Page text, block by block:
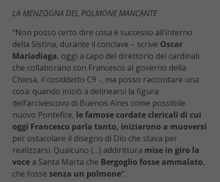
LA MENZOGNA DEL POLMONE MANCANTE
“Non posso certo dire cosa è successo all’interno
della Sistina, durante il conclave – scrive Oscar
Mariadiaga, oggi a capo del direttorio dei cardinali
che collaborano con Francesco al governo della
Chiesa, il cosiddetto C9 -, ma posso raccontare una
cosa: quando iniziò a delinearsi la figura
dell’arcivescovo di Buenos Aires come possibile
nuovo Pontefice, le famose cordate clericali di cui
oggi Francesco parla tanto, iniziarono a muoversi
per ostacolare il disegno di Dio che stava per
realizzarsi. Qualcuno (…) addirittura mise in giro la
voce a Santa Marta che Bergoglio fosse ammalato,
che fosse senza un polmone“.